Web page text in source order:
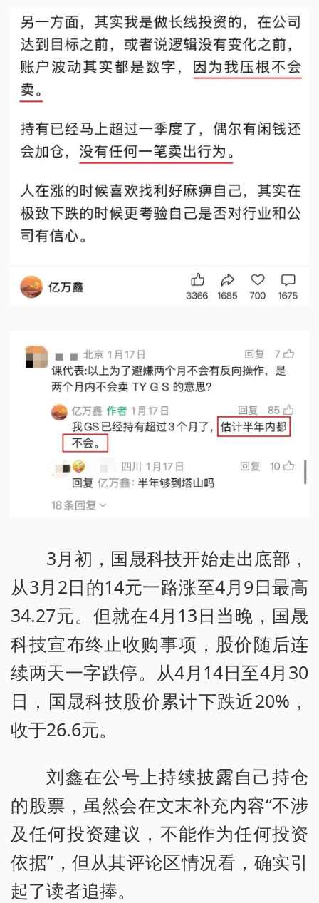
3月初，国晟科技开始走出底部，
从3月2日的14元一路涨至4月9日最高
34.27元。但就在4月13日当晚，国晟
科技宣布终止收购事项，股价随后连
续两天一字跌停。从4月14日至4月30
日，国晟科技股价累计下跌近20%，
收于26.6元。
刘鑫在公号上持续披露自己持仓
的股票，虽然会在文末补充内容“不涉
及任何投资建议，不能作为任何投资
依据”，但从其评论区情况看，确实引
起了读者追捧。